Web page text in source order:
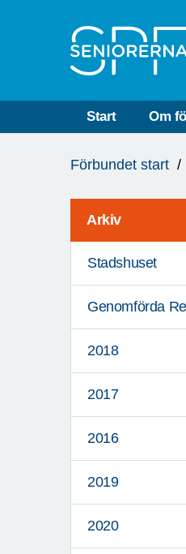
Start Om
är
Förbundet start
Arkiv
Stadshuset
Genomförda
2018
2017
2016
2019
2020